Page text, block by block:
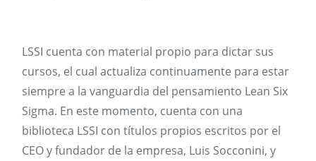
LSSI cuenta con material propio para dictar sus
cursos, el cual actualiza continuamente para estar
siempre a la vanguardia del pensamiento Lean Six
Sigma. En este momento, cuenta con una
biblioteca LSSI con títulos propios escritos por el
CEO y fundador de la empresa, Luis Socconini, y